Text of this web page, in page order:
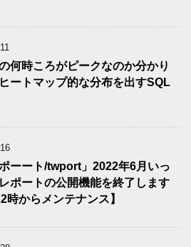
何時ころがピークなのか分かり
ートマップ的な分布を出すSQL
ポーート/twport」2022年6月いっ
ポートの公開機能を終了します
時からメンテナンス】